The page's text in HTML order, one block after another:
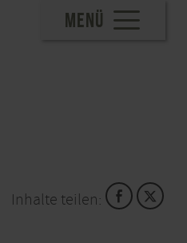
MENÜ
Inhalte teilen: